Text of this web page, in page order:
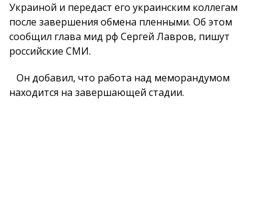
Украиной и передаст его украинским коллегам
после завершения обмена пленными. Об этом
сообщил глава мид рф Сергей Лавров, пишут
российские СМИ.
Он добавил, что работа над меморандумом
находится на завершающей стадии.